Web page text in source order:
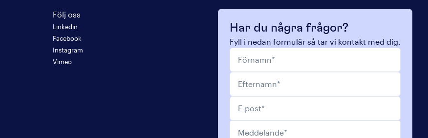
Följ oss
Linkedin
Facebook
Instagram
Vimeo
Har du några frågor?
Fyll i nedan formulär så tar vi kontakt med dig.